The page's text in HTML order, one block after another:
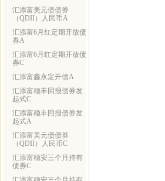
汇添富美元债债券
（QDII）人民币A
汇添富6月红定期开放债
券A
汇添富6月红定期开放债
券C
汇添富鑫永定开债A
汇添富稳丰回报债券发
起式C
汇添富稳丰回报债券发
起式A
汇添富美元债债券
（QDII）人民币C
汇添富稳安三个月持有
债券C